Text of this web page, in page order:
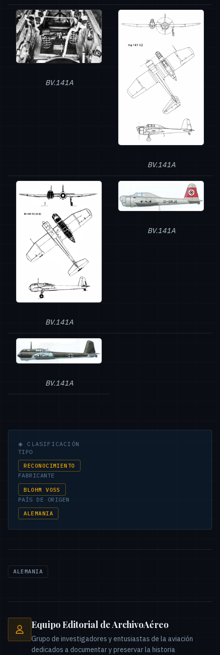
BV.141A
BV.141A
BV.141A
BV.141A
BV.141A
◈ CLASIFICACIÓN
TIPO
RECONOCIMIENTO
FABRICANTE
BLOHM VOSS
PAÍS DE ORIGEN
ALEMANIA
ALEMANIA
Equipo Editorial de ArchivoAéreo
Grupo de investigadores y entusiastas de la aviación
dedicados a documentar y preservar la historia